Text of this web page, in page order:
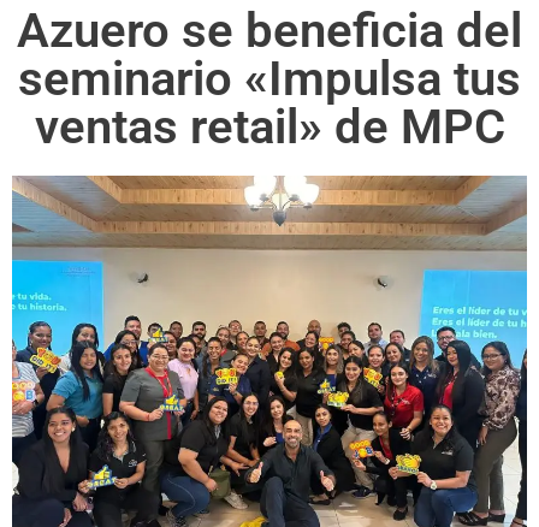
Azuero se beneficia del
seminario «Impulsa tus
ventas retail» de MPC